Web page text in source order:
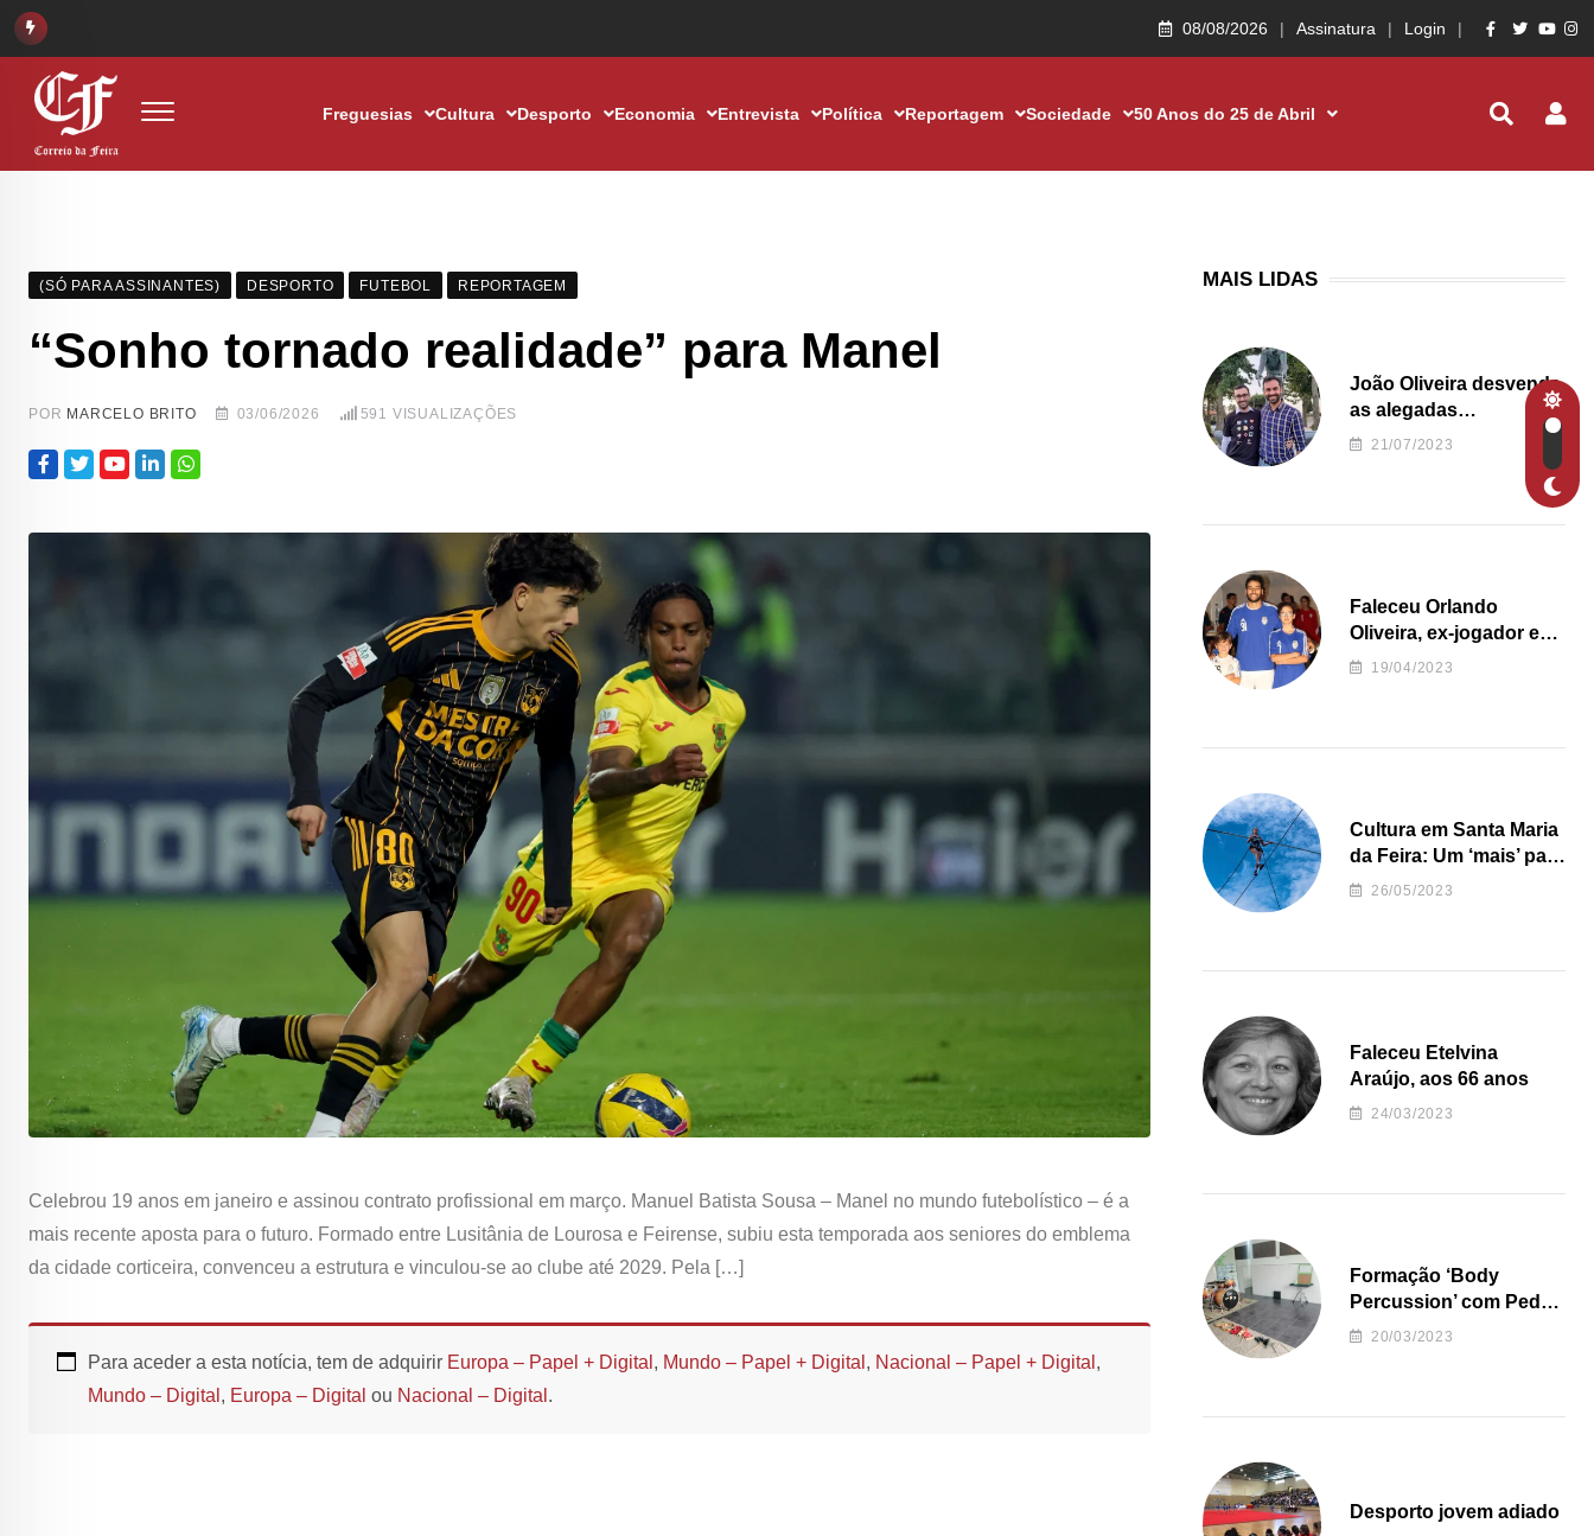
08/08/2026 Assinatura Login
Freguesias Cultura Desporto Economia Entrevista Política Reportagem Sociedade 50 Anos do 25 de Abril
(SÓ PARA ASSINANTES) DESPORTO FUTEBOL REPORTAGEM
“Sonho tornado realidade” para Manel
POR MARCELO BRITO 03/06/2026 591 VISUALIZAÇÕES
Celebrou 19 anos em janeiro e assinou contrato profissional em março. Manuel Batista Sousa – Manel no mundo futebolístico – é a
mais recente aposta para o futuro. Formado entre Lusitânia de Lourosa e Feirense, subiu esta temporada aos seniores do emblema
da cidade corticeira, convenceu a estrutura e vinculou-se ao clube até 2029. Pela […]
Para aceder a esta notícia, tem de adquirir Europa – Papel + Digital , Mundo – Papel + Digital , Nacional – Papel + Digital ,
Mundo – Digital , Europa – Digital ou Nacional – Digital .
MAIS LIDAS
João Oliveira desvenda
as alegadas
irregularidades da
Junta de Freguesia S.
21/07/2023
Faleceu Orlando
Oliveira, ex-jogador e
treinador da formação
19/04/2023
Cultura em Santa Maria
da Feira: Um ‘mais’ para
o Concelho
26/05/2023
Faleceu Etelvina
Araújo, aos 66 anos
24/03/2023
Formação ‘Body
Percussion’ com Pedro
Almeida
20/03/2023
Desporto jovem adiado